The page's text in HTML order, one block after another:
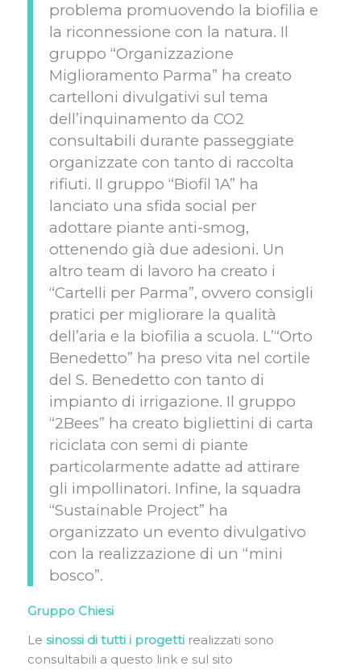
problema promuovendo la biofilia e
la riconnessione con la natura. Il
gruppo “Organizzazione
Miglioramento Parma” ha creato
cartelloni divulgativi sul tema
dell’inquinamento da CO2
consultabili durante passeggiate
organizzate con tanto di raccolta
rifiuti. Il gruppo “Biofil 1A” ha
lanciato una sfida social per
adottare piante anti-smog,
ottenendo già due adesioni. Un
altro team di lavoro ha creato i
“Cartelli per Parma”, ovvero consigli
pratici per migliorare la qualità
dell’aria e la biofilia a scuola. L’“Orto
Benedetto” ha preso vita nel cortile
del S. Benedetto con tanto di
impianto di irrigazione. Il gruppo
“2Bees” ha creato bigliettini di carta
riciclata con semi di piante
particolarmente adatte ad attirare
gli impollinatori. Infine, la squadra
“Sustainable Project” ha
organizzato un evento divulgativo
con la realizzazione di un “mini
bosco”.
Gruppo Chiesi
Le sinossi di tutti i progettirealizzati sono
consultabili a questo link e sul sito